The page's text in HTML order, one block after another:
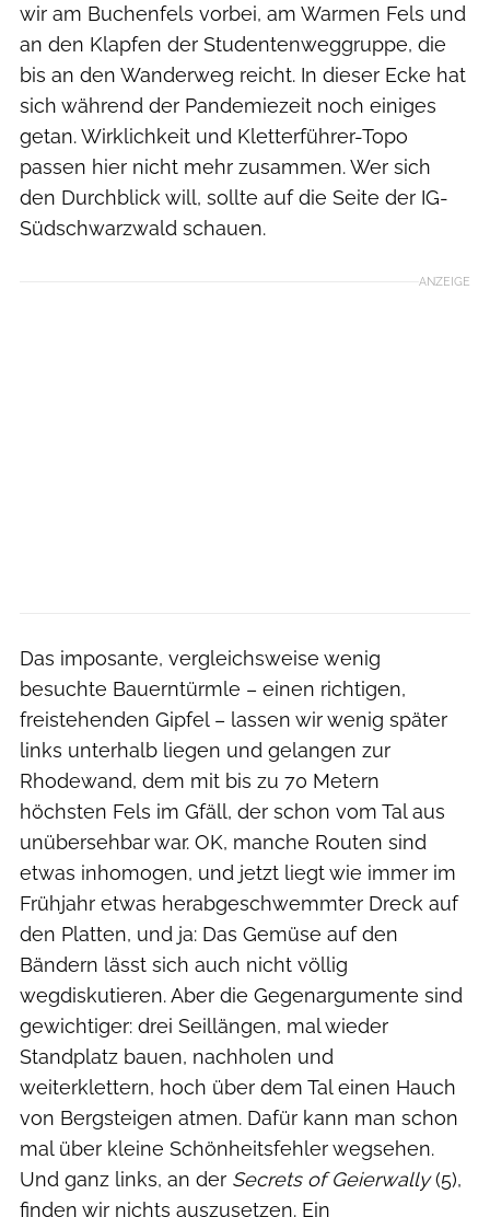
wir am Buchenfels vorbei, am Warmen Fels und
an den Klapfen der Studentenweggruppe, die
bis an den Wanderweg reicht. In dieser Ecke hat
sich während der Pandemiezeit noch einiges
getan. Wirklichkeit und Kletterführer-Topo
passen hier nicht mehr zusammen. Wer sich
den Durchblick will, sollte auf die Seite der IG-
Südschwarzwald schauen.
ANZEIGE
Das imposante, vergleichsweise wenig
besuchte Bauerntürmle – einen richtigen,
freistehenden Gipfel – lassen wir wenig später
links unterhalb liegen und gelangen zur
Rhodewand, dem mit bis zu 70 Metern
höchsten Fels im Gfäll, der schon vom Tal aus
unübersehbar war. OK, manche Routen sind
etwas inhomogen, und jetzt liegt wie immer im
Frühjahr etwas herabgeschwemmter Dreck auf
den Platten, und ja: Das Gemüse auf den
Bändern lässt sich auch nicht völlig
wegdiskutieren. Aber die Gegenargumente sind
gewichtiger: drei Seillängen, mal wieder
Standplatz bauen, nachholen und
weiterklettern, hoch über dem Tal einen Hauch
von Bergsteigen atmen. Dafür kann man schon
mal über kleine Schönheitsfehler wegsehen.
Und ganz links, an der Secrets of Geierwally(5),
finden wir nichts auszusetzen. Ein